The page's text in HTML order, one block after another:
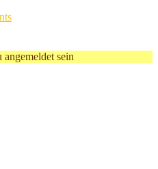
angemeldet sein